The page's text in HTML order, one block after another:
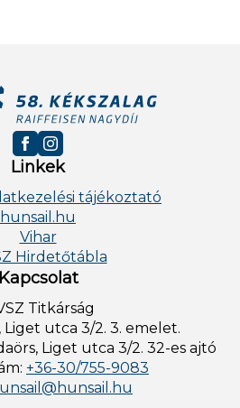
Linkek
tájékoztató
hunsail.hu
Vihar
Hirdetőtábla
Kapcsolat
Titkárság
utca 3/2. 3. emelet.
Liget utca 3/2. 32-es ajtó
+36-30/755-9083